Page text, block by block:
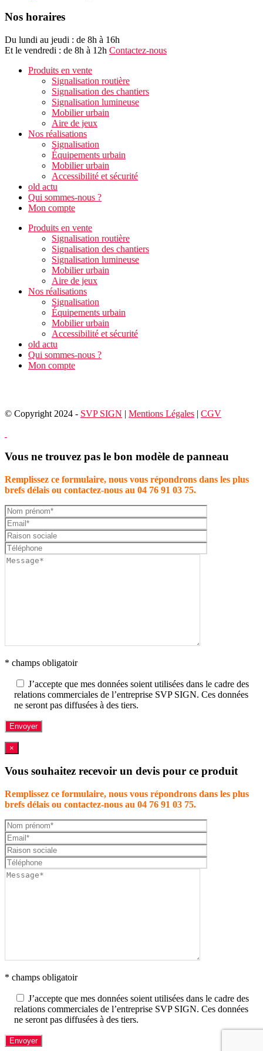
Nos horaires
Du lundi au jeudi : de 8h à 16h
Et le vendredi : de 8h à 12h Contactez-nous
Produits en vente
Signalisation routière
Signalisation des chantiers
Signalisation lumineuse
Mobilier urbain
Aire de jeux
Nos réalisations
Signalisation
Équipements urbain
Mobilier urbain
Accessibilité et sécurité
old actu
Qui sommes-nous ?
Mon compte
Produits en vente
Signalisation routière
Signalisation des chantiers
Signalisation lumineuse
Mobilier urbain
Aire de jeux
Nos réalisations
Signalisation
Équipements urbain
Mobilier urbain
Accessibilité et sécurité
old actu
Qui sommes-nous ?
Mon compte
© Copyright 2024 - SVP SIGN | Mentions Légales | CGV
Vous ne trouvez pas le bon modèle de panneau
Remplissez ce formulaire, nous vous répondrons dans les plus
brefs délais ou contactez-nous au 04 76 91 03 75.
* champs obligatoir
J’accepte que mes données soient utilisées dans le cadre des
relations commerciales de l’entreprise SVP SIGN. Ces données
ne seront pas diffusées à des tiers.
×
Vous souhaitez recevoir un devis pour ce produit
Remplissez ce formulaire, nous vous répondrons dans les plus
brefs délais ou contactez-nous au 04 76 91 03 75.
* champs obligatoir
J’accepte que mes données soient utilisées dans le cadre des
relations commerciales de l’entreprise SVP SIGN. Ces données
ne seront pas diffusées à des tiers.